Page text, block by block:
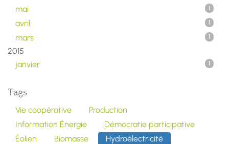
mai 1
avril 1
mars 1
2015
janvier
1
Tags
Vie coopérative
Production
Information Énergie
Démocratie participative
Éolien
Biomasse
Hydroélectricité